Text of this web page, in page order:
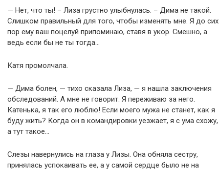
— Нет, что ты! – Лиза грустно улыбнулась. – Дима не такой.
Слишком правильный для того, чтобы изменять мне. Я до сих
пор ему ваш поцелуй припоминаю, ставя в укор. Смешно, а
ведь если бы не ты тогда…
Катя промолчала.
— Дима болен, — тихо сказала Лиза, — я нашла заключения
обследований. А мне не говорит. Я переживаю за него.
Катенька, я так его люблю! Если моего мужа не станет, как я
буду жить? Когда он в командировки уезжает, я с ума схожу,
а тут такое…
Слезы навернулись на глаза у Лизы. Она обняла сестру,
принялась успокаивать ее, а у самой сердце было не на